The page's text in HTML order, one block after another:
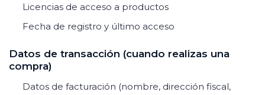
Licencias de acceso a productos
Fecha de registro y último acceso
Datos de transacción (cuando realizas una
compra)
Datos de facturación (nombre, dirección fiscal,